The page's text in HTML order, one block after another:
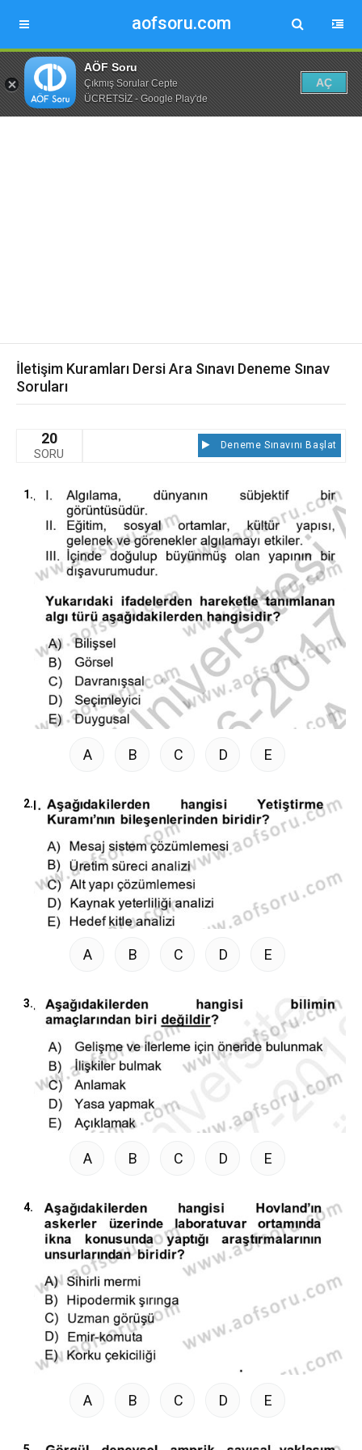
aofsoru.com
AÖF Soru
Çıkmış Sorular Cepte
ÜCRETSİZ - Google Play'de
AÇ
İletişim Kuramları Dersi Ara Sınavı Deneme Sınav
Soruları
20
SORU
Deneme Sınavını Başlat
1.
A B C D E
2.
A B C D E
3.
A B C D E
4.
A B C D E